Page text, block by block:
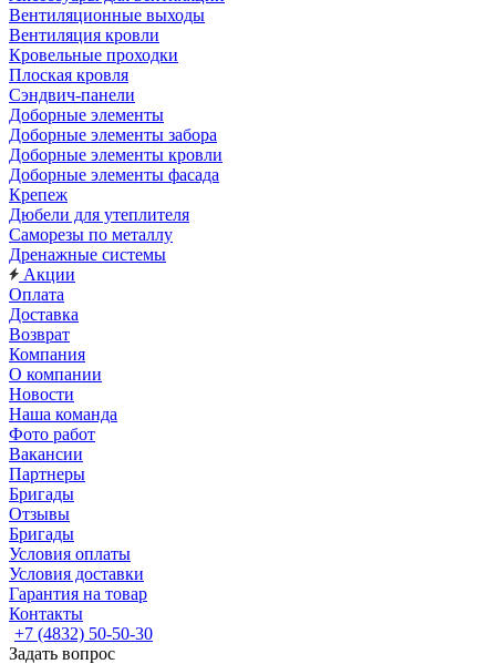
Вентиляционные выходы
Вентиляция кровли
Кровельные проходки
Плоская кровля
Сэндвич-панели
Доборные элементы
Доборные элементы забора
Доборные элементы кровли
Доборные элементы фасада
Крепеж
Дюбели для утеплителя
Саморезы по металлу
Дренажные системы
Акции
Оплата
Доставка
Возврат
Компания
О компании
Новости
Наша команда
Фото работ
Вакансии
Партнеры
Бригады
Отзывы
Бригады
Условия оплаты
Условия доставки
Гарантия на товар
Контакты
+7 (4832) 50-50-30
Задать вопрос